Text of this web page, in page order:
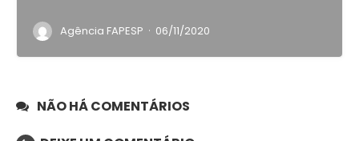
Agência FAPESP · 06/11/2020
NÃO HÁ COMENTÁRIOS